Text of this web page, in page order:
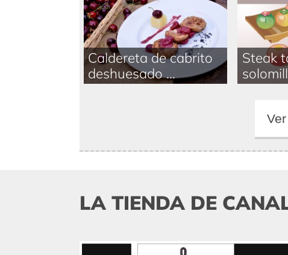
Caldereta de cabrito
deshuesado ...
Steak
LA TIENDA DE